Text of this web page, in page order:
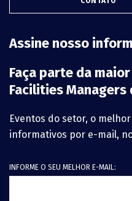
Assine nosso
Faça parte da
Facilities Managers
Eventos do setor, o
informativos por e-mail,
INFORME O SEU MELHOR E-MAIL: